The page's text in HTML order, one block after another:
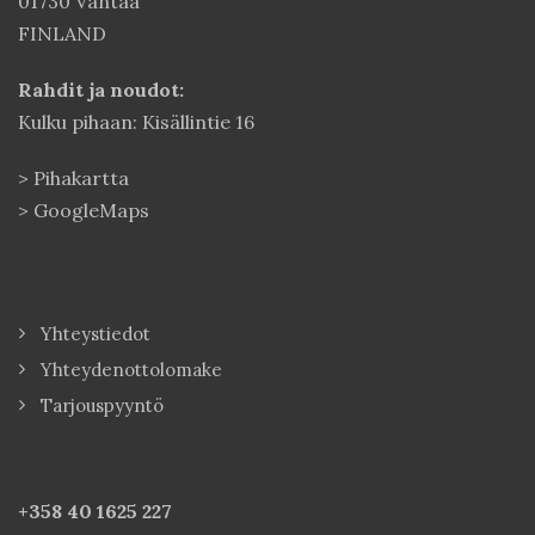
FINLAND
Rahdit ja noudot:
Kulku pihaan: Kisällintie 16
> Pihakartta
> GoogleMaps
Yhteystiedot
Yhteydenottolomake
Tarjouspyyntö
+358 40 1625 227